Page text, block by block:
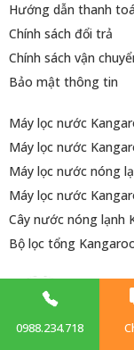
Hướng dẫn thanh
Chính sách đổi trả
Chính sách vận
Bảo mật thông tin
Máy lọc nước
Máy lọc nước
Máy lọc nước nóng
2025
Máy lọc nước
Cây nước nóng lạnh
2025
Bộ lọc tổng
0988.234.718